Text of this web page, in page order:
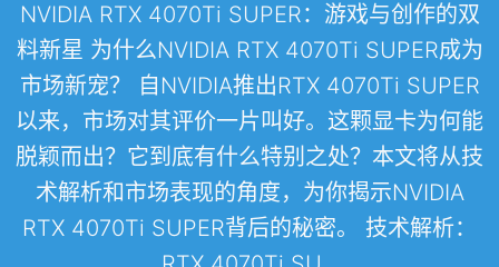
NVIDIA RTX 4070Ti SUPER：游戏与创作的双
料新星 为什么NVIDIA RTX 4070Ti SUPER成为
市场新宠？ 自NVIDIA推出RTX 4070Ti SUPER
以来，市场对其评价一片叫好。这颗显卡为何能
脱颖而出？它到底有什么特别之处？本文将从技
术解析和市场表现的角度，为你揭示NVIDIA
RTX 4070Ti SUPER背后的秘密。 技术解析：